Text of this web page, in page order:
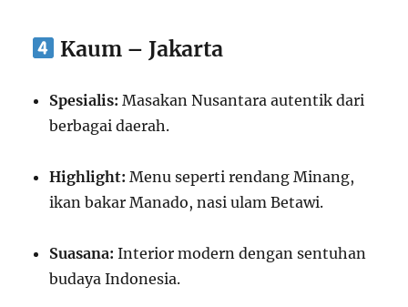
Kaum – Jakarta
Spesialis: Masakan Nusantara autentik dari
berbagai daerah.
Highlight: Menu seperti rendang Minang,
ikan bakar Manado, nasi ulam Betawi.
Suasana: Interior modern dengan sentuhan
budaya Indonesia.